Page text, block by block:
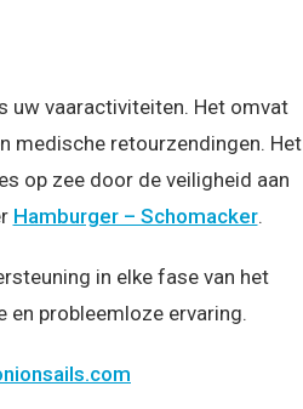
uw vaaractiviteiten. Het omvat
medische retourzendingen. Het
op zee door de veiligheid aan
Hamburger – Schomacker.
in elke fase van het
en probleemloze ervaring.